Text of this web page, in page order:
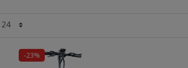
-23%